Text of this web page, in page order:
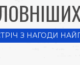
З НАГОДИ